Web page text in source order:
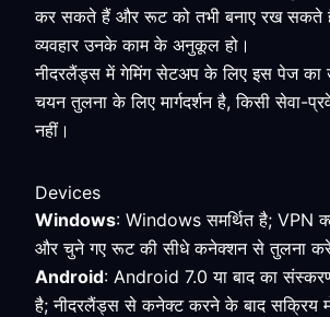
कर सकते हैं और रूट को तभी बनाए रख सकते हैं
व्यवहार उनके काम के अनुकूल हो।
नीदरलैंड्स में गेमिंग सेटअप के लिए इस पेज का
चयन तुलना के लिए मार्गदर्शन है, किसी सेवा-
नहीं।
Devices
Windows: Windows समर्थित है; VPN
और चुने गए रूट की सीधे कनेक्शन से तुलना
Android: Android 7.0 या बाद का
है; नीदरलैंड्स से कनेक्ट करने के बाद सक्रिय